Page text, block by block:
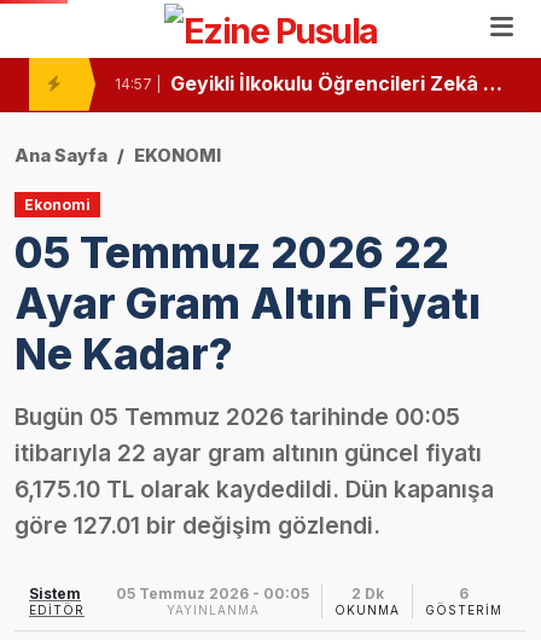
Ezine’de Minik Kalemlerden Büyük Başarı: İlk Kitaplarını Okurlarıyla Buluşturdular
14:57 | Geyikli İlkokulu Öğrencileri Zekâ Oyunlarında Zirvede
11:02 |
13:09 | “Özel Kelimeler Dükkanı”
13:07 |
13:02 |
15:16 |
15:14 |
10:45 | Ezine’de Arıcılık Eğitimi İçin Kayıtlar Açıldı
Ana Sayfa EKONOMI
Ekonomi
05 Temmuz 2026 22
Ayar Gram Altın Fiyatı
Ne Kadar?
Bugün 05 Temmuz 2026 tarihinde 00:05
itibarıyla 22 ayar gram altının güncel fiyatı
6,175.10 TL olarak kaydedildi. Dün kapanışa
göre 127.01 bir değişim gözlendi.
Sistem
EDITÖR
05 Temmuz 2026 - 00:05
YAYINLANMA
2 Dk
OKUNMA
6
GÖSTERIM